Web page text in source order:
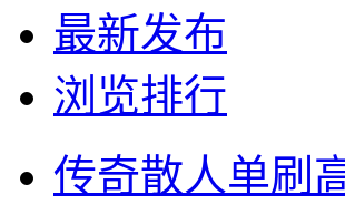
最新发布
浏览排行
传奇散人单刷